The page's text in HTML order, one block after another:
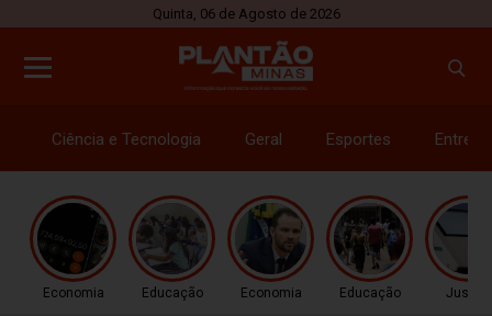
Quinta, 06 de Agosto de 2026
Ciência e Tecnologia Geral Esportes
Economia Educação Economia Educação Justiça